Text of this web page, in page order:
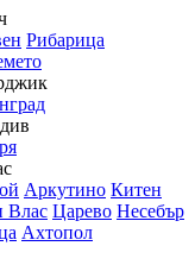
Рибарица
Аркутино Китен
Влас Царево Несебър
Ахтопол